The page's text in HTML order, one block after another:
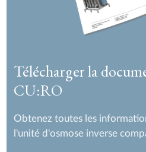
Télécharger la
CU:RO
Obtenez toutes les
l'unité d'osmose inverse